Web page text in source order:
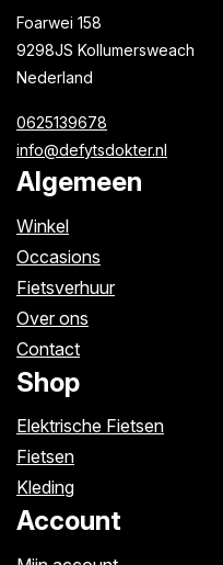
Foarwei 158
9298JS Kollumersweach
Nederland
0625139678
info@defytsdokter.nl
Algemeen
Winkel
Occasions
Fietsverhuur
Over ons
Contact
Shop
Elektrische Fietsen
Fietsen
Kleding
Account